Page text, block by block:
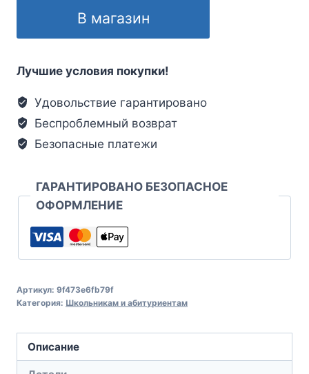
В магазин
Лучшие условия покупки!
Удовольствие гарантировано
Беспроблемный возврат
Безопасные платежи
ГАРАНТИРОВАНО БЕЗОПАСНОЕ
ОФОРМЛЕНИЕ
Артикул: 9f473e6fb79f
Категория: Школьникам и абитуриентам
Описание